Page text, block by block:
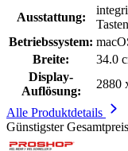
Ausstattung:
Betriebssystem:
Breite:
34.0
Display-
Auflösung:
2880
Alle Produktdetails
Günstigster Gesamtpreis